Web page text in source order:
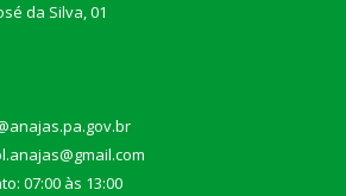
da Silva, 01
07:00 às 13:00